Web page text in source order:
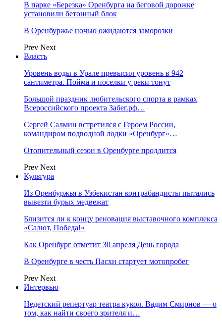
В парке «Березка» Оренбурга на беговой дорожке
установили бетонный блок
В Оренбуржье ночью ожидаются заморозки
Prev Next
Власть
Уровень воды в Урале превысил уровень в 942
сантиметра. Пойма и поселки у реки тонут
Большой праздник любительского спорта в рамках
Всероссийского проекта Забег.рф…
Сергей Салмин встретился с Героем России,
командиром подводной лодки «Оренбург»…
Отопительный сезон в Оренбурге продлится
Prev Next
Культура
Из Оренбуржья в Узбекистан контрабандисты пытались
вывезти бурых медвежат
Близится ли к концу реновация выставочного комплекса
«Салют, Победа!»
Как Оренбург отметит 30 апреля День города
В Оренбурге в честь Пасхи стартует мотопробег
Prev Next
Интервью
Недетский репертуар театра кукол. Вадим Смирнов — о
том, как найти своего зрителя и…